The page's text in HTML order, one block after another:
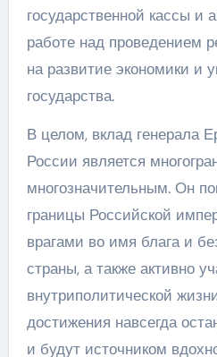
государственной кассы и
работе над проведением
на развитие экономики и
государства.
В целом, вклад генерала
России является
многозначительным. Он
границы Российской
врагами во имя блага и
страны, а также активно
внутриполитической
достижения навсегда
и будут источником